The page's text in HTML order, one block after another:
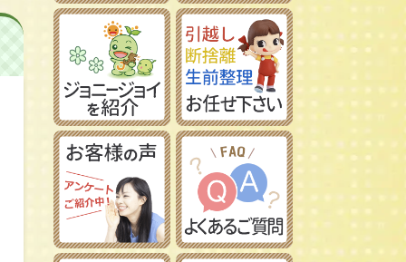
イタレリ/ITALERI
レベル/Revell
Ｚゲージ
車両パーツ
ストラクチャー
Ｇゲージ
Ｏゲージ